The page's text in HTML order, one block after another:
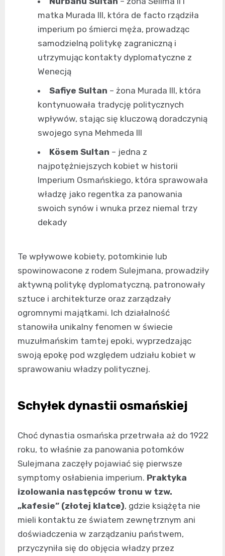
matka Murada III, która de facto rządziła
imperium po śmierci męża, prowadząc
samodzielną politykę zagraniczną i
utrzymując kontakty dyplomatyczne z
Wenecją
Safiye Sultan – żona Murada III, która
kontynuowała tradycję politycznych
wpływów, stając się kluczową doradczynią
swojego syna Mehmeda III
Kösem Sultan – jedna z
najpotężniejszych kobiet w historii
Imperium Osmańskiego, która sprawowała
władzę jako regentka za panowania
swoich synów i wnuka przez niemal trzy
dekady
Te wpływowe kobiety, potomkinie lub
spowinowacone z rodem Sulejmana, prowadziły
aktywną politykę dyplomatyczną, patronowały
sztuce i architekturze oraz zarządzały
ogromnymi majątkami. Ich działalność
stanowiła unikalny fenomen w świecie
muzułmańskim tamtej epoki, wyprzedzając
swoją epokę pod względem udziału kobiet w
sprawowaniu władzy politycznej.
Schyłek dynastii osmańskiej
Choć dynastia osmańska przetrwała aż do 1922
roku, to właśnie za panowania potomków
Sulejmana zaczęły pojawiać się pierwsze
symptomy osłabienia imperium. Praktyka
izolowania następców tronu w tzw.
„kafesie” (złotej klatce), gdzie książęta nie
mieli kontaktu ze światem zewnętrznym ani
doświadczenia w zarządzaniu państwem,
przyczyniła się do objęcia władzy przez